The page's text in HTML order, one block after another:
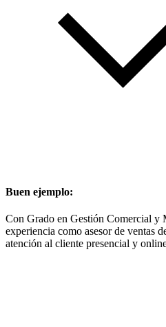
Buen ejemplo:
Con Grado en Gestión Comercial y
experiencia como asesor de ventas
atención al cliente presencial y